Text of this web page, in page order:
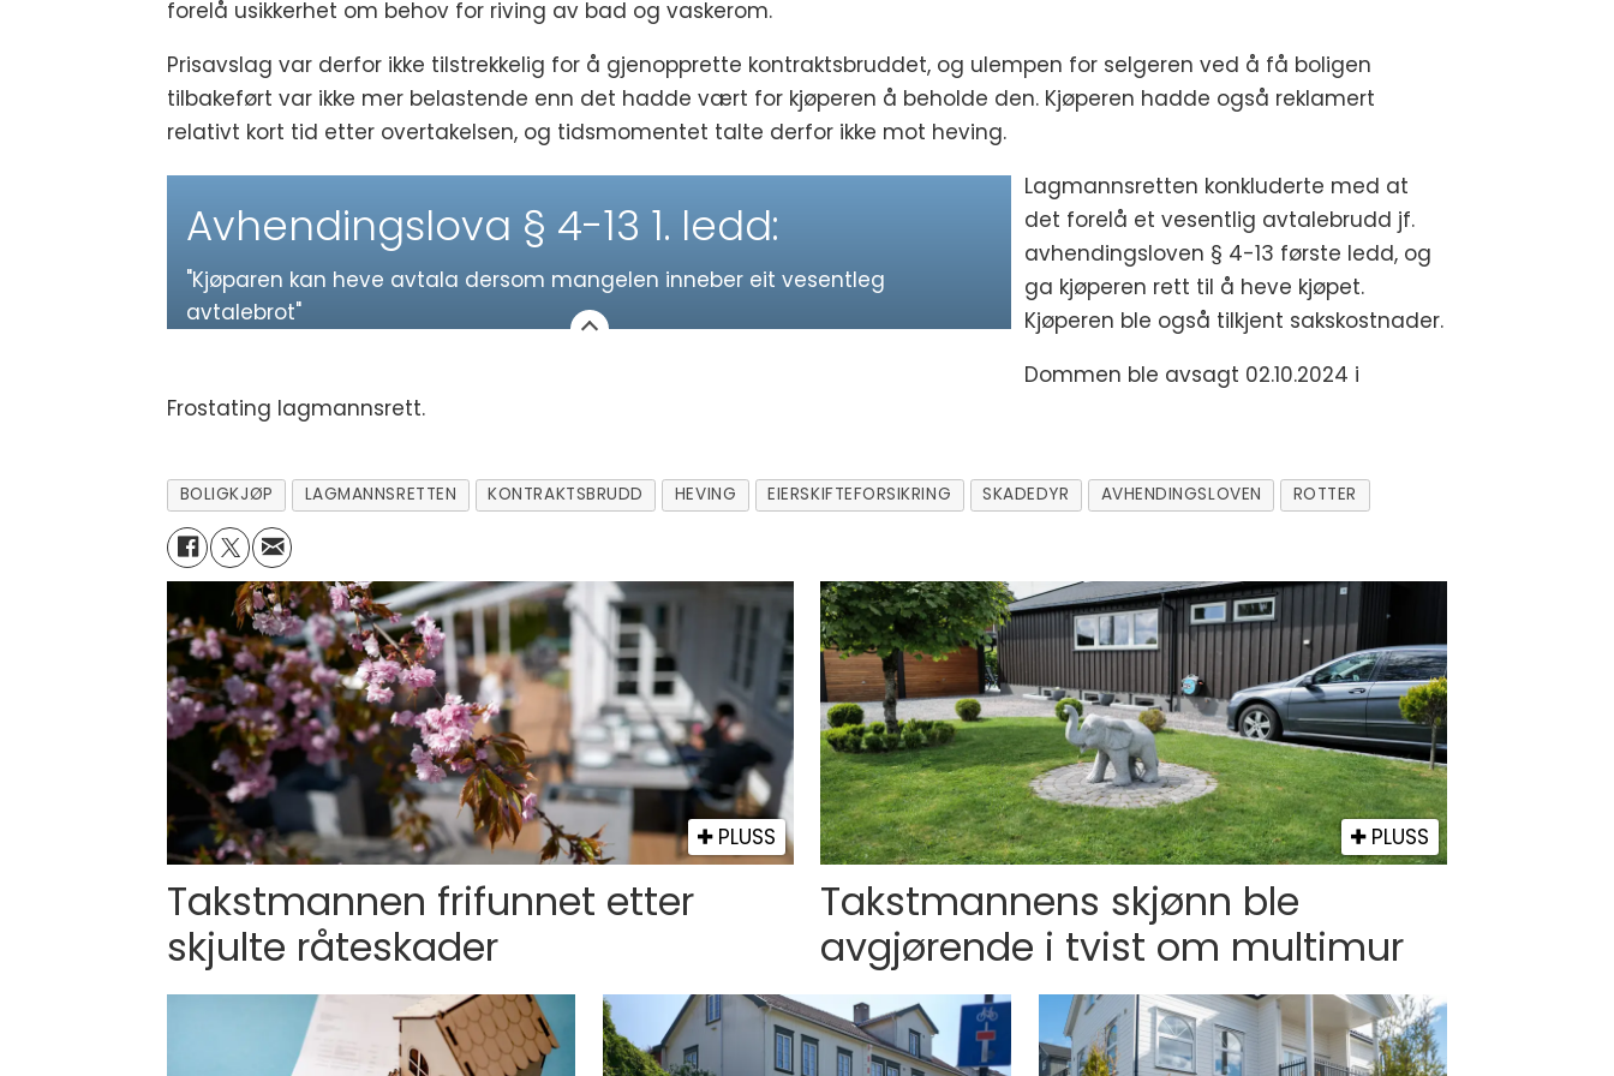
forelå usikkerhet om behov for riving av bad og vaskerom.
Prisavslag var derfor ikke tilstrekkelig for å gjenopprette kontraktsbruddet, og ulempen for selgeren ved å få boligen
tilbakeført var ikke mer belastende enn det hadde vært for kjøperen å beholde den. Kjøperen hadde også reklamert
relativt kort tid etter overtakelsen, og tidsmomentet talte derfor ikke mot heving.
Avhendingslova § 4-13 1. ledd:
"Kjøparen kan heve avtala dersom mangelen inneber eit vesentleg
avtalebrot"
Lagmannsretten konkluderte med at
det forelå et vesentlig avtalebrudd jf.
avhendingsloven § 4-13 første ledd, og
ga kjøperen rett til å heve kjøpet.
Kjøperen ble også tilkjent sakskostnader.
Dommen ble avsagt 02.10.2024 i
Frostating lagmannsrett.
BOLIGKJØP LAGMANNSRETTEN KONTRAKTSBRUDD HEVING EIERSKIFTEFORSIKRING SKADEDYR AVHENDINGSLOVEN ROTTER
PLUSS
Takstmannen frifunnet etter
skjulte råteskader
PLUSS
Takstmannens skjønn ble
avgjørende i tvist om multimur